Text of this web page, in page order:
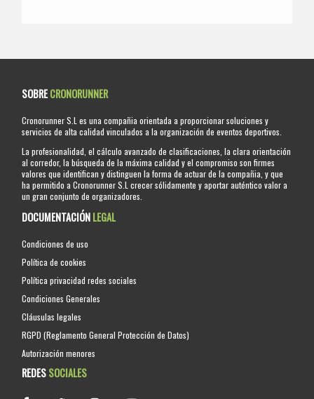
SOBRECRONORUNNER
Cronorunner S.L es una compañia orientada a proporcionar soluciones y
servicios de alta calidad vinculados a la organización de eventos deportivos.
La profesionalidad, el cálculo avanzado de clasificaciones, la clara orientación
al corredor, la búsqueda de la máxima calidad y el compromiso son firmes
valores que identifican y distinguen la forma de actuar de la compañia, y que
ha permitido a Cronorunner S.L crecer sólidamente y aportar auténtico valor a
un gran conjunto de organizadores.
DOCUMENTACIÓNLEGAL
Condiciones de uso
Política de cookies
Política privacidad redes sociales
Condiciones Generales
Cláusulas legales
RGPD (Reglamento General Protección de Datos)
Autorización menores
REDESSOCIALES